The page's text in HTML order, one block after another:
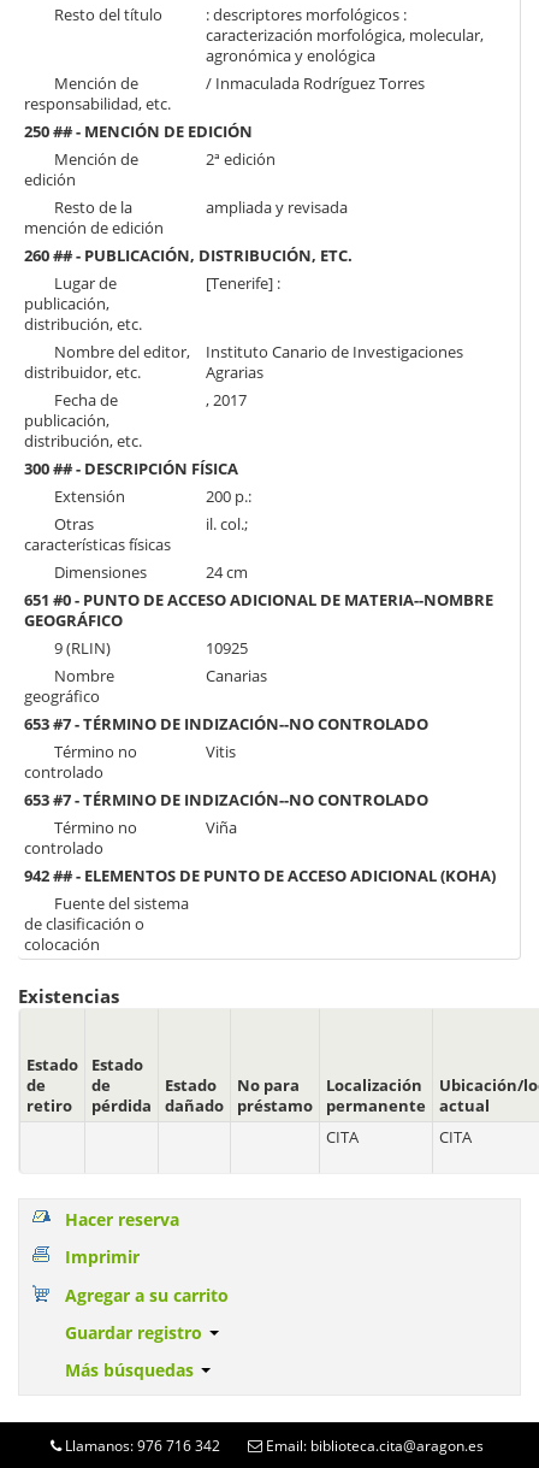
Resto del título
: descriptores morfológicos :
caracterización morfológica, molecular,
agronómica y enológica
Mención de
responsabilidad, etc.
/ Inmaculada Rodríguez Torres
250 ## - MENCIÓN DE EDICIÓN
Mención de
edición
2ª edición
Resto de la
mención de edición
ampliada y revisada
260 ## - PUBLICACIÓN, DISTRIBUCIÓN, ETC.
Lugar de
publicación,
distribución, etc.
[Tenerife] :
Nombre del editor,
distribuidor, etc.
Instituto Canario de Investigaciones
Agrarias
Fecha de
publicación,
distribución, etc.
, 2017
300 ## - DESCRIPCIÓN FÍSICA
Extensión
200 p.:
Otras
características físicas
il. col.;
Dimensiones
24 cm
651 #0 - PUNTO DE ACCESO ADICIONAL DE MATERIA--NOMBRE
GEOGRÁFICO
9 (RLIN)
10925
Nombre
geográfico
Canarias
653 #7 - TÉRMINO DE INDIZACIÓN--NO CONTROLADO
Término no
controlado
Vitis
653 #7 - TÉRMINO DE INDIZACIÓN--NO CONTROLADO
Término no
controlado
Viña
942 ## - ELEMENTOS DE PUNTO DE ACCESO ADICIONAL (KOHA)
Fuente del sistema
de clasificación o
colocación
Existencias
Estado
de
retiro
Estado
de
pérdida
Estado
dañado
No para
préstamo
Localización
permanente
Ubicación/
actual
CITA
CITA
Hacer reserva
Imprimir
Agregar a su carrito
Guardar registro
Más búsquedas
Llamanos: 976 716 342 Email: biblioteca.cita@aragon.es